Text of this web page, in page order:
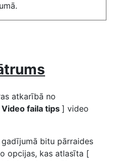
atkarībā no
Video faila tips ] video
bitu pārraides
opcijas, kas atlasīta [